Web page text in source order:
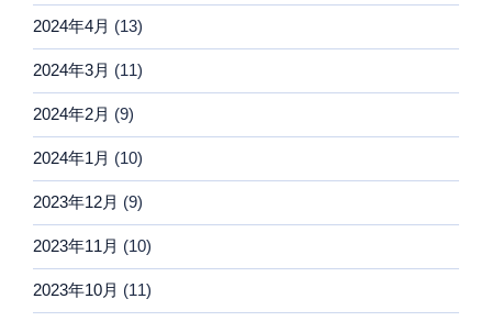
2024年4月 (13)
2024年3月 (11)
2024年2月 (9)
2024年1月 (10)
2023年12月 (9)
2023年11月 (10)
2023年10月 (11)